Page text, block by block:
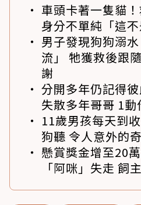
車頭卡著一隻貓
身分不單純「這不
男子發現狗狗溺
流」 牠獲救後跟
謝
分開多年仍記得
失散多年哥哥 1
11歲男孩每天到
狗聽 令人意外的
懸賞獎金增至20
「阿咪」失走 飼